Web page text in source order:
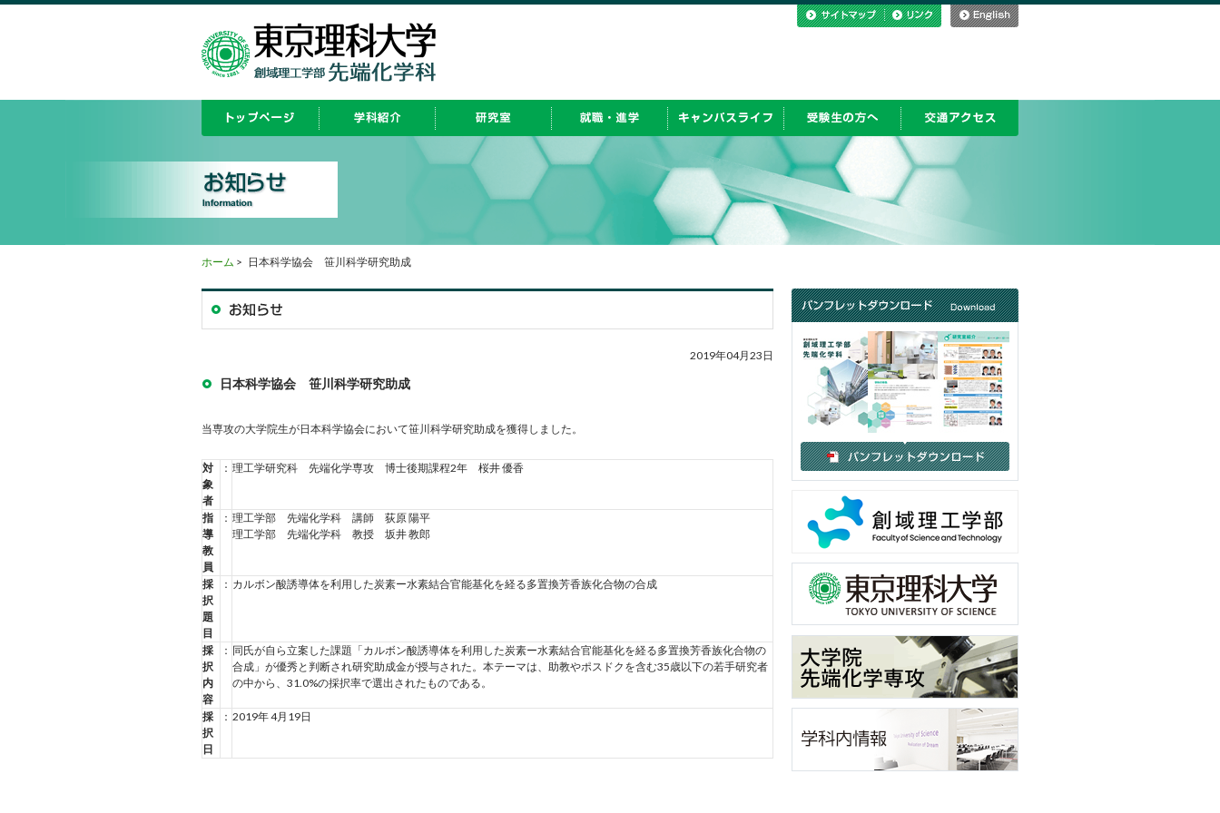
ホーム > 日本科学協会 笹川科学研究助成
2019年04月23日
日本科学協会 笹川科学研究助成
当専攻の大学院生が日本科学協会において笹川科学研究助成を獲得しました。
対
象
者
： 理工学研究科 先端化学専攻 博士後期課程2年 桜井 優香
指
導
教
員
： 理工学部 先端化学科 講師 荻原 陽平
理工学部 先端化学科 教授 坂井 教郎
採
択
題
目
： カルボン酸誘導体を利用した炭素ー水素結合官能基化を経る多置換芳香族化合物の合成
採
択
内
容
： 同氏が自ら立案した課題「カルボン酸誘導体を利用した炭素ー水素結合官能基化を経る多置換芳香族化合物の
合成」が優秀と判断され研究助成金が授与された。本テーマは、助教やポスドクを含む35歳以下の若手研究者
の中から、31.0%の採択率で選出されたものである。
採
択
日
： 2019年 4月19日